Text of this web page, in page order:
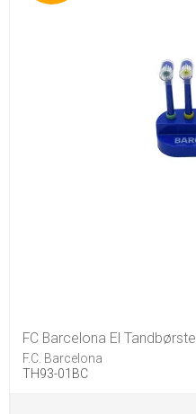
FC Barcelona El Tandbørste
F.C. Barcelona
TH93-01BC